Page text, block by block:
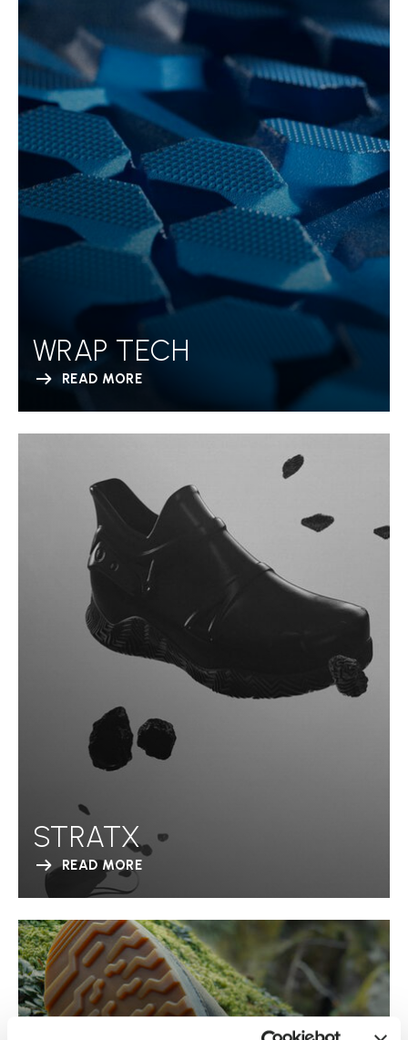
WRAP TECH
READ MORE
STRATX
READ MORE